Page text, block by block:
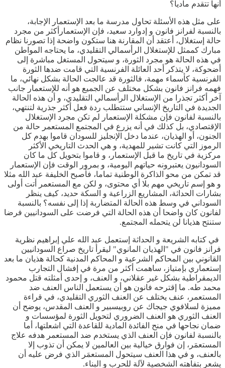
أنها تتقدم ماديا؟
على مثل هذه الأسئلة تحاول مدرسة ما بعد الإستعمار الإجابة،
بالنسبة لفرانز فانون و إدوارد سعيد، فإن الإستعمارأكثر من مجرد
حالة إستغلال، أعتقد أن المقارنة هنا ستكون واضحة إذا تصورنا نظام
مبارك كممثل للإستغلال الرأسمالي التقليدي، ما يحتاجه المواطن
في هذه الحالة هو مجرد الثورة، و سيتحول المستغل مباشرة إلى
أضحوكة، لا يتذكر أحد العائلة الفرنسية التي قامت ضدها الثورة
الفرنسية كأسماء مهمة، فالثورة قد عالجت الحالة بشكل نهائي، ما
فهمه فرانز فانون بشكل مختلف عن الجميع هو أنه للإستعمار جانب
آخر أكثر تجذرا من الإستغلال الرأسمالي التقليدي، و أن هذه الحالة
الجديدة في التاريخ الإنساني ستتطلب ردة فعل أكثر جذرية لتنتهي،
بالنسبة لفانون فإن مشكلة الإستعمار لم تكن مجرد الإستغلال
الإقتصادي، بل كذلك في أنه يزرع في المجتمع المستعمر حالة من
الجنون، أو الهذيان، عندما دخل الإنجليز للسودان قاموا بهدم كل
الرموز التي كانت تشير للمهدية، و هي الحدث التاريخي الأكثر
مركزية في تاريخ ما قبل الإستعمار، و قاموا بتحويل كل ما كان
السودانيون يعتبرونه حياتهم اليومية، و بمرور الوقت فإن الإستعمار
قد تمكن من محو الذاكرة الوطنية تماما، فأصبح الخليفة عبد الله مثلا
و هو إسم تاريخي مهم بلا أي محتوى، و لكن مع المستعمر أتت أولى
بشارات الحداثة، المشاريع الزراعية و السكة حديد، كيف ينظر
السوداني في وسط هذه الحالة المتضاربة إذا إلى نفسه؟ بالنسبة
لفانون كان واضحا أن هذه الحالة التي فرضت على السودانيين فرضا
ستنتح هذيانا لن يتحمله المجتمع.
في كتابه الشريعة و الحداثة إستعمل عبد الله علي إبراهيم نظرية
فرانز فانون في "الهذيان المانوي" ليقرأ تاريخ صراع السودانيين
القانوني بين المحاكم الشرعية و المحاكم المدنية كحالة هذيان ما بعد
إستعماري بإمتياز، ساهمت أكثر من مرة في إفشال التجارب
الديمقراطية بشكل غير عقلاني، و العنف، و إحدى أمثلته قتل محمود
محمد طه. ما إقترحه فانون هو أن يستعمل الناس العنف ضد
المستعمر، عنف يختلف عن العنف الثوري التقليدي، في قراءة
مميزة لسلافوي جيجاك عن روبيسبير و العنف المقدس، يوضح أن
العنف الثوري هو العنف الضروري لتحويل الثورة لمؤسسات و
ضمان نجاحها في منح الفائدة المادية للقاعدة التي اشعلتها، أما
بالنسبة لفانون فإن العنف الذي يستخدم ضد المستعمر هدفه علاج
المستعمَر، إن فوارق خيالية بين العالمين لا يمكن أن تذوب إلا
بالعنف، و في هذا العنف سيتحول المستعمَر الذي فرض عليه أن
يشعر بتفاهته الشخصية لآلة للحرب و البناء.